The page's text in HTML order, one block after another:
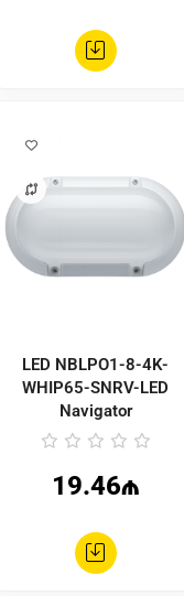
LED NBLPO1-8-4K-
WHIP65-SNRV-LED
Navigator
19.46₼